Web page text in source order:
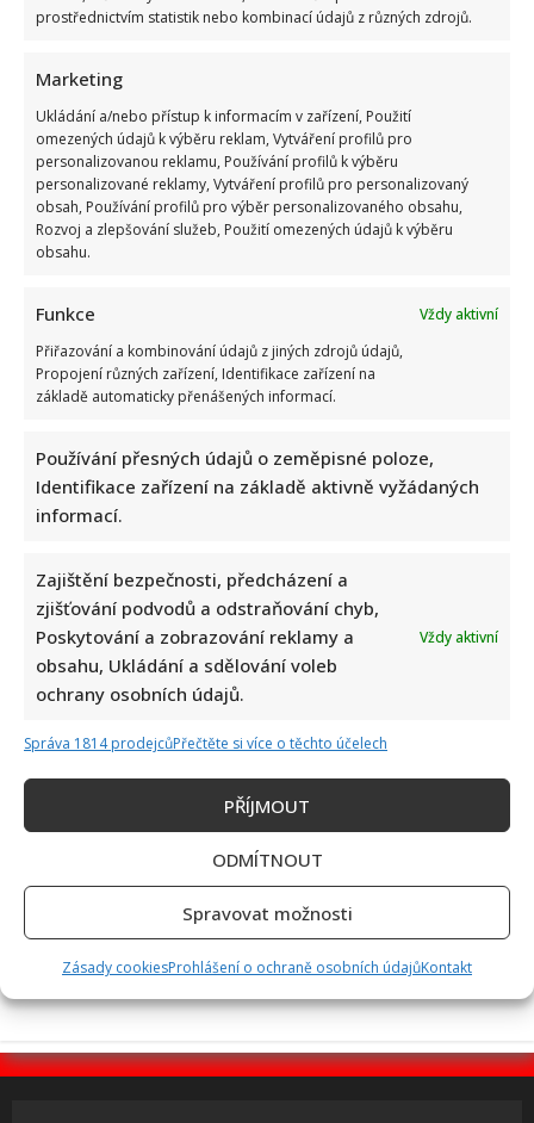
prostřednictvím statistik nebo kombinací údajů z různých zdrojů.
Marketing
Ukládání a/nebo přístup k informacím v zařízení, Použití
omezených údajů k výběru reklam, Vytváření profilů pro
personalizovanou reklamu, Používání profilů k výběru
personalizované reklamy, Vytváření profilů pro personalizovaný
obsah, Používání profilů pro výběr personalizovaného obsahu,
Rozvoj a zlepšování služeb, Použití omezených údajů k výběru
obsahu.
Funkce
Vždy aktivní
Přiřazování a kombinování údajů z jiných zdrojů údajů,
Propojení různých zařízení, Identifikace zařízení na
základě automaticky přenášených informací.
Používání přesných údajů o zeměpisné poloze,
Identifikace zařízení na základě aktivně vyžádaných
informací.
Zajištění bezpečnosti, předcházení a
zjišťování podvodů a odstraňování chyb,
Poskytování a zobrazování reklamy a
obsahu, Ukládání a sdělování voleb
ochrany osobních údajů.
Vždy aktivní
Správa 1814 prodejcůPřečtěte si více o těchto účelech
PŘÍJMOUT
ODMÍTNOUT
Spravovat možnosti
Zásady cookiesProhlášení o ochraně osobních údajůKontakt
Vtip na adresu Tomia Okamury nepadl na úrodnou půdu:
Předseda Sněmovny ho nepochopil a akorát se ztrapnil
Test znalostí pro Husákovy děti: 10 otázek o životě za
Jiří Dvořák o svém výjezdu na Ukrajinu, kde viděl samé hrůzy:
Češi si prý neváží toho, co mají
Bolestivý moment Ivy Pazderkové na dovolené: Její video
rozesmálo i vzbudilo velký obdiv